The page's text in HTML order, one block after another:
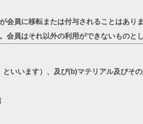
員に移転または付与されることはありま
員はそれ以外の利用ができないものとし
いいます）、及び(b)マテリアル及びそ